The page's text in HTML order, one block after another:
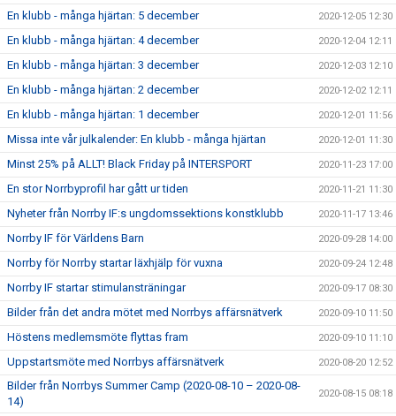
En klubb - många hjärtan: 5 december 2020-12-05 12:30
En klubb - många hjärtan: 4 december 2020-12-04 12:11
En klubb - många hjärtan: 3 december 2020-12-03 12:10
En klubb - många hjärtan: 2 december 2020-12-02 12:11
En klubb - många hjärtan: 1 december 2020-12-01 11:56
Missa inte vår julkalender: En klubb - många hjärtan 2020-12-01 11:30
Minst 25% på ALLT! Black Friday på INTERSPORT 2020-11-23 17:00
En stor Norrbyprofil har gått ur tiden 2020-11-21 11:30
Nyheter från Norrby IF:s ungdomssektions konstklubb 2020-11-17 13:46
Norrby IF för Världens Barn 2020-09-28 14:00
Norrby för Norrby startar läxhjälp för vuxna 2020-09-24 12:48
Norrby IF startar stimulansträningar 2020-09-17 08:30
Bilder från det andra mötet med Norrbys affärsnätverk 2020-09-10 11:50
Höstens medlemsmöte flyttas fram 2020-09-10 11:10
Uppstartsmöte med Norrbys affärsnätverk 2020-08-20 12:52
Bilder från Norrbys Summer Camp (2020-08-10 – 2020-08-
14)
2020-08-15 08:18